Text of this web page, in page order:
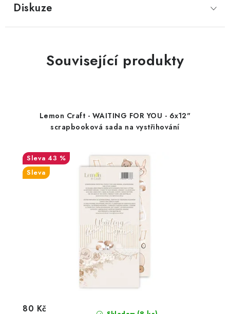
Diskuze
Související produkty
Lemon Craft - WAITING FOR YOU - 6x12"
scrapbooková sada na vystřihování
43 %
Sleva
80 Kč